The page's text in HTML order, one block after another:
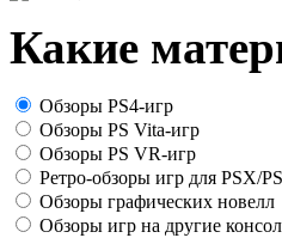
Какие
Обзоры PS4-игр
Обзоры PS Vita-игр
Обзоры PS VR-игр
Ретро-обзоры игр для PSX/
Обзоры графических новелл
Обзоры игр на другие